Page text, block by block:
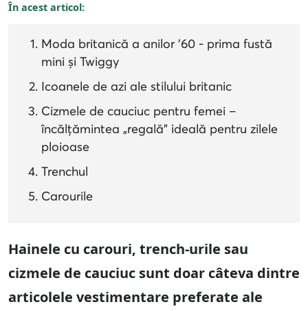
În acest articol:
Moda britanică a anilor '60 - prima fustă
mini și Twiggy
Icoanele de azi ale stilului britanic
Cizmele de cauciuc pentru femei –
încălțămintea „regală” ideală pentru zilele
ploioase
Trenchul
Carourile
Hainele cu carouri, trench-urile sau
cizmele de cauciuc sunt doar câteva dintre
articolele vestimentare preferate ale